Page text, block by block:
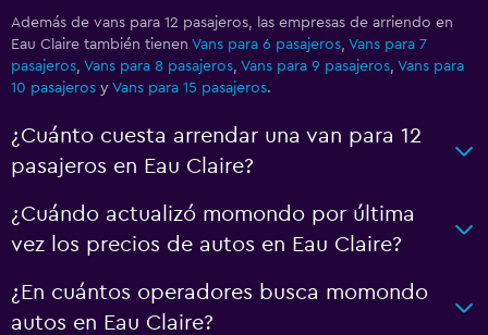
Además de vans para 12 pasajeros, las empresas de arriendo en
Eau Claire también tienen Vans para 6 pasajeros Vans para 7
pasajeros Vans para 8 pasajeros Vans para 9 pasajeros Vans para
10 pasajeros y Vans para 15 pasajeros.
¿Cuánto cuesta arrendar una van para 12
pasajeros en Eau Claire?
¿Cuándo actualizó momondo por última
vez los precios de autos en Eau Claire?
¿En cuántos operadores busca momondo
autos en Eau Claire?